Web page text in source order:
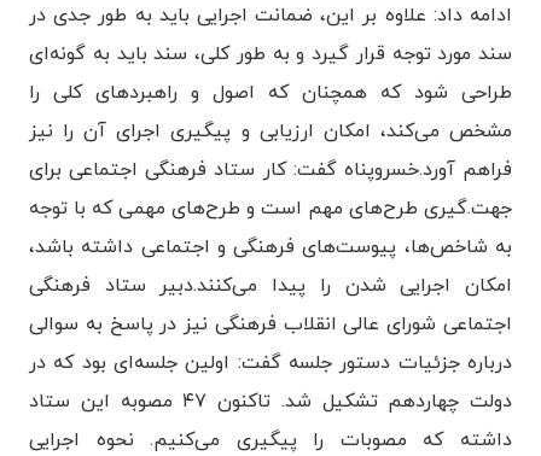
ادامه داد: علاوه بر این، ضمانت اجرایی باید به طور جدی در
سند مورد توجه قرار گیرد و به طور کلی، سند باید به گونه‌ای
طراحی شود که همچنان که اصول و راهبردهای کلی را
مشخص می‌کند، امکان ارزیابی و پیگیری اجرای آن را نیز
فراهم آورد.خسروپناه گفت: کار ستاد فرهنگی اجتماعی برای
جهت.گیری طرح‌های مهم است و طرح‌های مهمی که با توجه
به شاخص‌ها، پیوست‌های فرهنگی و اجتماعی داشته باشد،
امکان اجرایی شدن را پیدا می‌کنند.دبیر ستاد فرهنگی
اجتماعی شورای عالی انقلاب فرهنگی نیز در پاسخ به سوالی
درباره جزئیات دستور جلسه گفت: اولین جلسه‌ای بود که در
دولت چهاردهم تشکیل شد. تاکنون ۴۷ مصوبه این ستاد
داشته که مصوبات را پیگیری می‌کنیم. نحوه اجرایی